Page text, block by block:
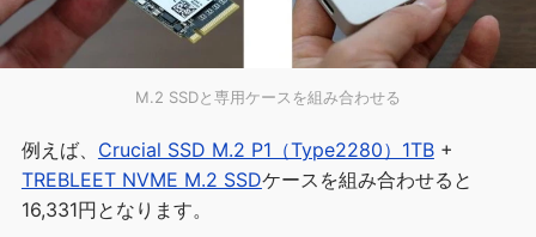
M.2 SSDと専用ケースを組み合わせる
例えば、 Crucial SSD M.2 P1（Type2280）1TB+
TREBLEET NVME M.2 SSDケースを組み合わせると
16,331円となります。